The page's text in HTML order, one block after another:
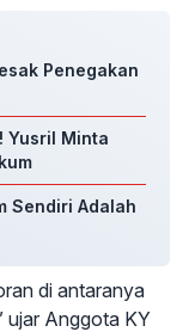
Penegakan
Yusril Minta
Sendiri Adalah
di antaranya
ujar Anggota KY